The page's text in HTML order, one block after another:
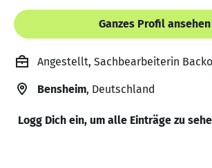
Ganzes Profil ansehen
Angestellt, Sachbearbeiterin
Bensheim, Deutschland
Logg Dich ein, um alle Einträge zu